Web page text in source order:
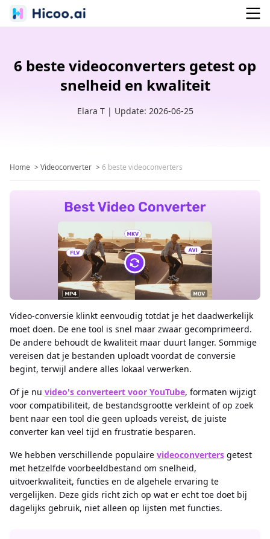
6 beste videoconverters getest op
snelheid en kwaliteit
Elara T | Update: 2026-06-25
Home > Videoconverter > 6 beste videoconverters
Video-conversie klinkt eenvoudig totdat je het daadwerkelijk
moet doen. De ene tool is snel maar zwaar gecomprimeerd.
De andere behoudt de kwaliteit maar duurt langer. Sommige
vereisen dat je bestanden uploadt voordat de conversie
begint, terwijl andere alles lokaal verwerken.
Of je nu video's converteert voor YouTube, formaten wijzigt
voor compatibiliteit, de bestandsgrootte verkleint of op zoek
bent naar een tool die geen uploads vereist, de juiste
converter kan veel tijd en frustratie besparen.
We hebben verschillende populaire videoconverters getest
met hetzelfde voorbeeldbestand om snelheid,
uitvoerkwaliteit, functies en de algehele ervaring te
vergelijken. Deze gids richt zich op wat er echt toe doet bij
dagelijks gebruik, niet alleen op lijsten met functies.